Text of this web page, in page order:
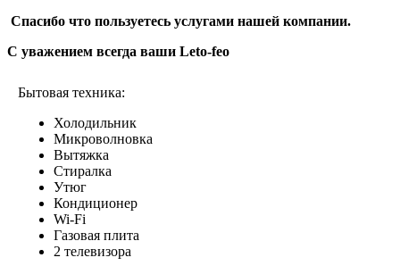
Спасибо что пользуетесь услугами нашей компании.
С уважением всегда ваши Leto-feo
Бытовая техника:
Холодильник
Микроволновка
Вытяжка
Стиралка
Утюг
Кондиционер
Wi-Fi
Газовая плита
2 телевизора